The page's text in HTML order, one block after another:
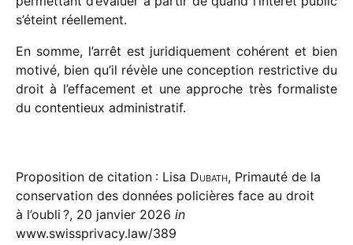
s’éteint réellement.
En somme, l’arrêt est juri­di­que­ment cohé­rent et bien
motivé, bien qu’il révèle une concep­tion restric­tive du
droit à l’effacement et une approche très forma­liste
du conten­tieux administratif.
Proposition de citation : Lisa Dubath, Primauté de la
conservation des données policières face au droit
à l’oubli ?, 20 janvier 2026 in
www.swissprivacy.law/389